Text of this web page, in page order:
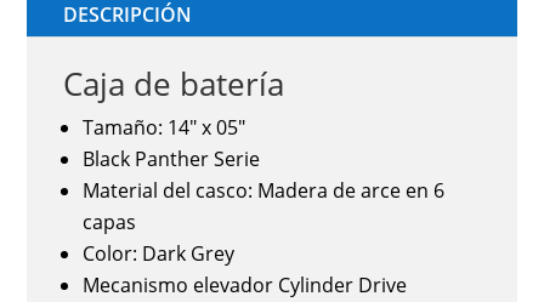
DESCRIPCIÓN
Caja de batería
Tamaño: 14" x 05"
Black Panther Serie
Material del casco: Madera de arce en 6
capas
Color: Dark Grey
Mecanismo elevador Cylinder Drive